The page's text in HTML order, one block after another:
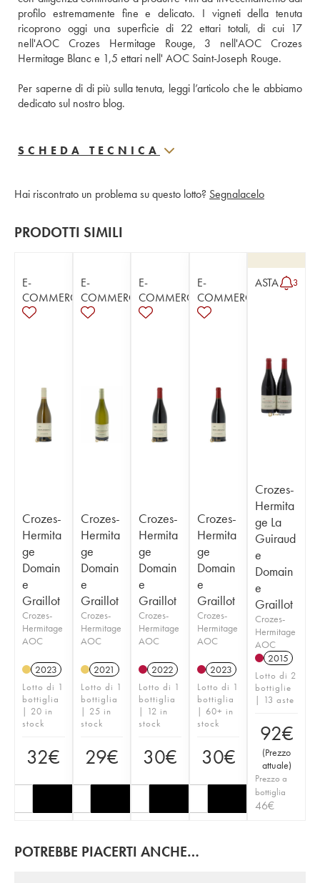
profilo estremamente fine e delicato. I vigneti della tenuta
ricoprono oggi una superficie di 22 ettari totali, di cui 17
nell'AOC Crozes Hermitage Rouge, 3 nell'AOC Crozes
Hermitage Blanc e 1,5 ettari nell' AOC Saint-Joseph Rouge.
Per saperne di di più sulla tenuta, leggi l’articolo che le abbiamo
dedicato sul nostro blog.
SCHEDA TECNICA
Hai riscontrato un problema su questo lotto? Segnalacelo
PRODOTTI SIMILI
E-
COMMERCE
Crozes-
Hermita
ge
Domain
e
Graillot
Crozes-
Hermitage
AOC
2023
Lotto di 1
bottiglia
| 20 in
stock
32€
E-
COMMERCE
Crozes-
Hermita
ge
Domain
e
Graillot
Crozes-
Hermitage
AOC
2021
Lotto di 1
bottiglia
| 25 in
stock
29€
E-
COMMERCE
Crozes-
Hermita
ge
Domain
e
Graillot
Crozes-
Hermitage
AOC
2022
Lotto di 1
bottiglia
| 12 in
stock
30€
E-
COMMERCE
Crozes-
Hermita
ge
Domain
e
Graillot
Crozes-
Hermitage
AOC
2023
Lotto di 1
bottiglia
| 60+ in
stock
30€
ASTA 3
Crozes-
Hermita
ge La
Guiraud
e
Domain
e
Graillot
Crozes-
Hermitage
AOC
2015
Lotto di 2
bottiglie
| 13 aste
92€
(Prezzo
attuale)
Prezzo a
bottiglia
46€
POTREBBE PIACERTI ANCHE…